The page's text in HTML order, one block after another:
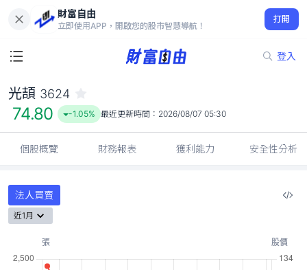
財富自由
立即使用APP，開啟您的股市智慧導航！
打開
登入
74.80
-1.05%
光頡 3624
74.80 -1.05% 最近更新時間： 2026/08/07 05:30
個股概覽 財務報表 獲利能力 安全性分析
法人買賣
近1月